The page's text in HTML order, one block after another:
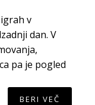
v
dan. V
pa je pogled
BERI VEČ